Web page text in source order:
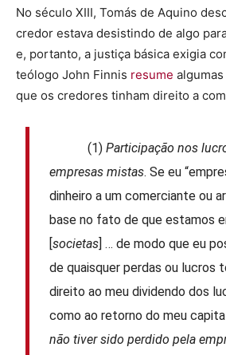
No século XIII, Tomás de Aquino
credor estava desistindo de algo
e, portanto, a justiça básica exigia
teólogo John Finnis resume
que os credores tinham direito a
(1)Participação nos
empresas mistas. Se eu
dinheiro a um comerciante ou
base no fato de que estamos
[societas] … de modo que eu
de quaisquer perdas ou lucros
direito ao meu dividendo dos
como ao retorno do meu
não tiver sido perdido pela